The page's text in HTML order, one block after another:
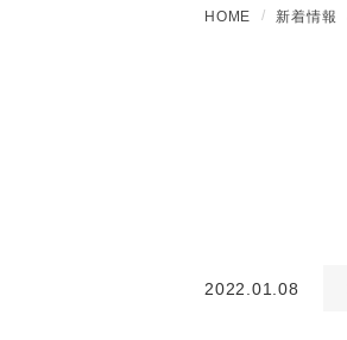
HOME 新着情報
2022.01.08